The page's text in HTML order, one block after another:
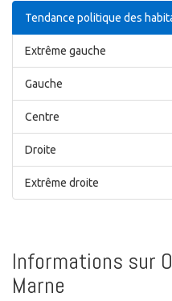
Tendance politique des
Extrême gauche
Gauche
Centre
Droite
Extrême droite
Informations sur
Marne